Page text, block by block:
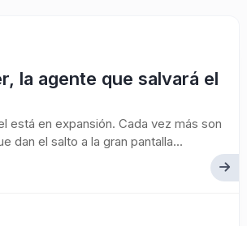
la agente que salvará el
está en expansión. Cada vez más son
dan el salto a la gran pantalla...